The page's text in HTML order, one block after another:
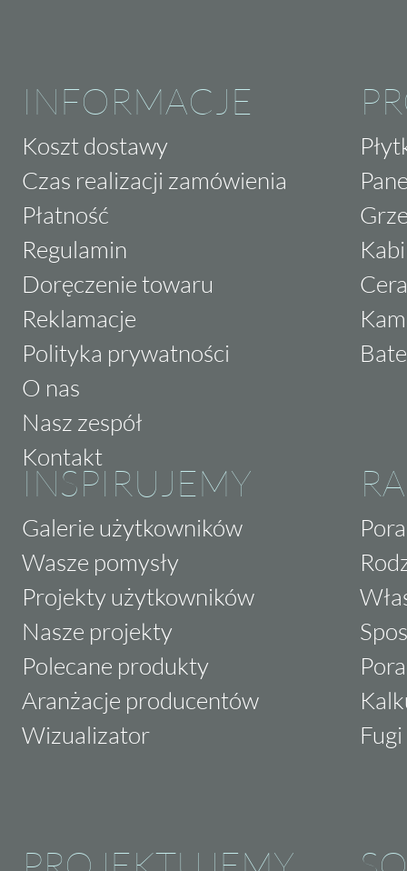
INFORMACJE
Koszt dostawy
Czas realizacji zamówienia
Płatność
Regulamin
Doręczenie towaru
Reklamacje
Polityka prywatności
O nas
Nasz zespół
Kontakt
INSPIRUJEMY
Galerie użytkowników
Wasze pomysły
Projekty użytkowników
Nasze projekty
Polecane produkty
Aranżacje producentów
Wizualizator